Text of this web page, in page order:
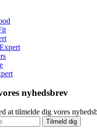
nyhedsbrev
at tilmelde dig vores
Tilmeld dig